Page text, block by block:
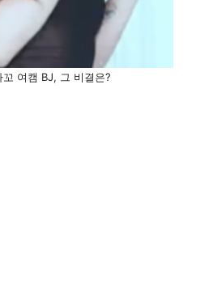
꼬 여캠 BJ, 그 비결은?